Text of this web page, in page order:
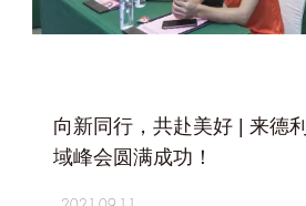
向新同行，共赴美好 | 来德
域峰会圆满成功！